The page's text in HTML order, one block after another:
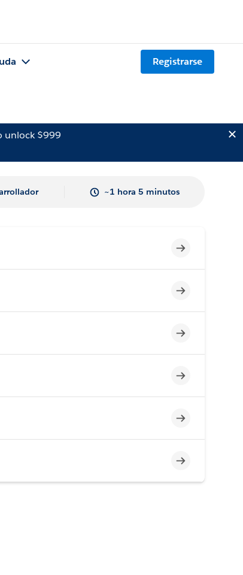
Registrarse
unlock $999
~1 hora 5 minutos
Incompleto
Incompleto
Incompleto
Incompleto
Incompleto
Incompleto